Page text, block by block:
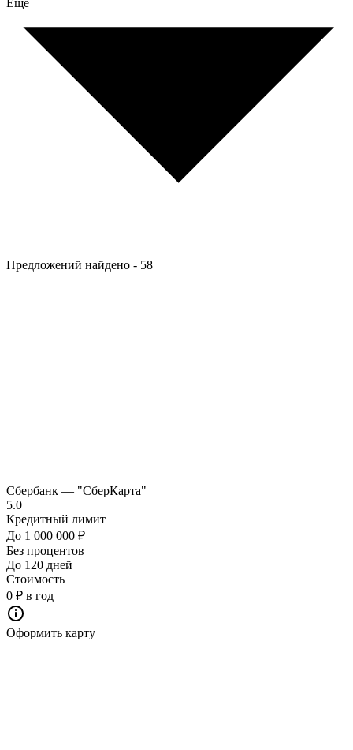
Предложений найдено - 58
Сбербанк — "СберКарта"
5.0
Кредитный лимит
До 1 000 000 ₽
Без процентов
До 120 дней
Стоимость
0 ₽ в год
Оформить карту